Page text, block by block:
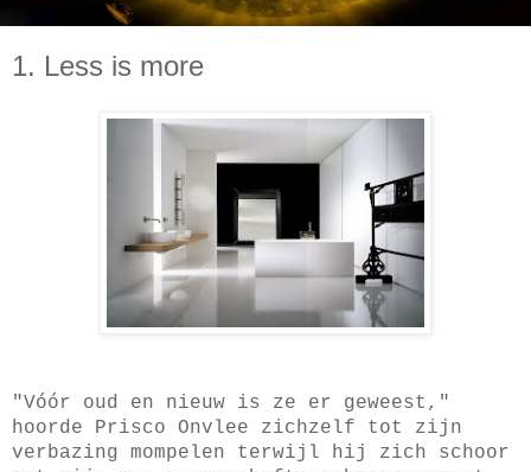
1. Less is more
"Vóór oud en nieuw is ze er geweest,"
hoorde Prisco Onvlee zichzelf tot zijn
verbazing mompelen terwijl hij zich schoor